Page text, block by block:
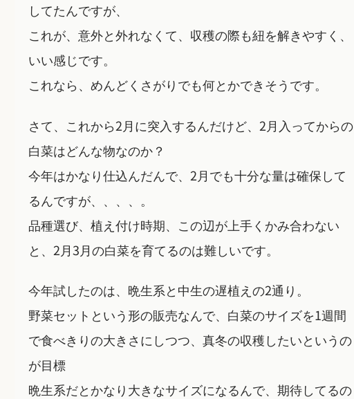
してたんですが、
これが、意外と外れなくて、収穫の際も紐を解きやすく、
いい感じです。
これなら、めんどくさがりでも何とかできそうです。
さて、これから2月に突入するんだけど、2月入ってからの
白菜はどんな物なのか？
今年はかなり仕込んだんで、2月でも十分な量は確保して
るんですが、、、、。
品種選び、植え付け時期、この辺が上手くかみ合わない
と、2月3月の白菜を育てるのは難しいです。
今年試したのは、晩生系と中生の遅植えの2通り。
野菜セットという形の販売なんで、白菜のサイズを1週間
で食べきりの大きさにしつつ、真冬の収穫したいというの
が目標
晩生系だとかなり大きなサイズになるんで、期待してるの